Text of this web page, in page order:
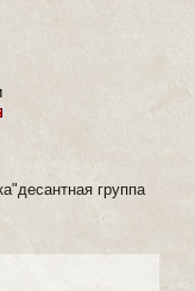
группа